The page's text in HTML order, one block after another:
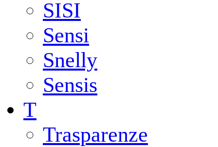
SISI
Sensi
Snelly
Sensis
T
Trasparenze